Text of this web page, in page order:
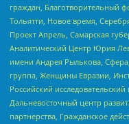
граждан,
Тольятти, Новое время,
Проект Апрель, Самарская
Аналитический Центр Юрия
имени Андрея Рылькова,
группа, Женщины Евразии,
Российский
Дальневосточный центр
партнерства, Гражданское